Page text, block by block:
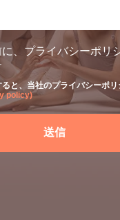
、プライバシーポリ
と、当社のプライバシーポ
policy)
送信